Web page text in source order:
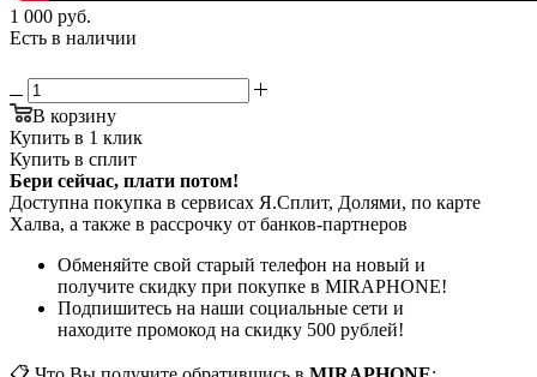
1 000 руб.
Есть в наличии
В корзину
Купить в 1 клик
Купить в сплит
Бери сейчас, плати потом!
Доступна покупка в сервисах Я.Сплит, Долями, по карте
Халва, а также в рассрочку от банков-партнеров
Обменяйте свой старый телефон на новый и
получите скидку при покупке в MIRAPHONE!
Подпишитесь на наши социальные сети и
находите промокод на скидку 500 рублей!